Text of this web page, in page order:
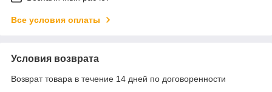
Все условия оплаты
Условия возврата
Возврат товара в течение 14 дней по договоренности